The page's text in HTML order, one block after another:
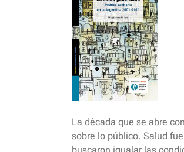
La década que se abre
sobre lo público. Salud